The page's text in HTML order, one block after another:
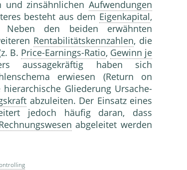
und zinsähnlichen Aufwendungen
besteht aus dem Eigenkapital,
den beiden erwähnten
Rentabilitätskennzahlen, die
B. Price-Earnings-Ratio, Gewinn je
aussagekräftig haben sich
erwiesen (Return on
Gliederung Ursache-
abzuleiten. Der Einsatz eines
jedoch häufig daran, dass
abgeleitet werden